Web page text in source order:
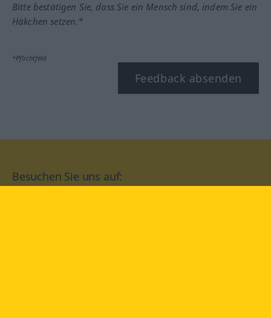
Bitte bestätigen Sie, dass Sie ein Mensch sind, indem Sie ein
Häkchen setzen.*
*Pflichtfeld
Feedback absenden
Besuchen Sie uns auf: